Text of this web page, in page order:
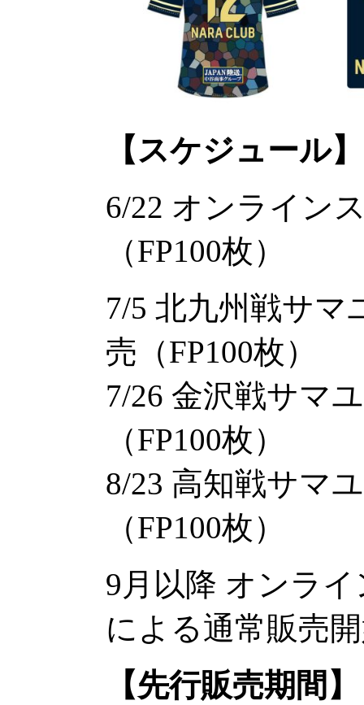
【スケジュール】
6/22 オンライン
（FP100枚）
7/5 北九州戦サマ
売（FP100枚）
7/26 金沢戦サマ
（FP100枚）
8/23 高知戦サマ
（FP100枚）
9月以降 オンラ
による通常販売
【先行販売期間】